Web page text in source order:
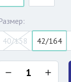
40/158
42/164